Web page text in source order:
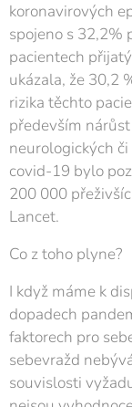
koronavirových
spojeno s 32,2%
pacientech
ukázala, že 30,2
rizika těchto
především
neurologických
covid-19 bylo
200 000
Lancet.
Co z toho plyne?
I když máme k
dopadech
faktorech pro
sebevražd
souvislosti